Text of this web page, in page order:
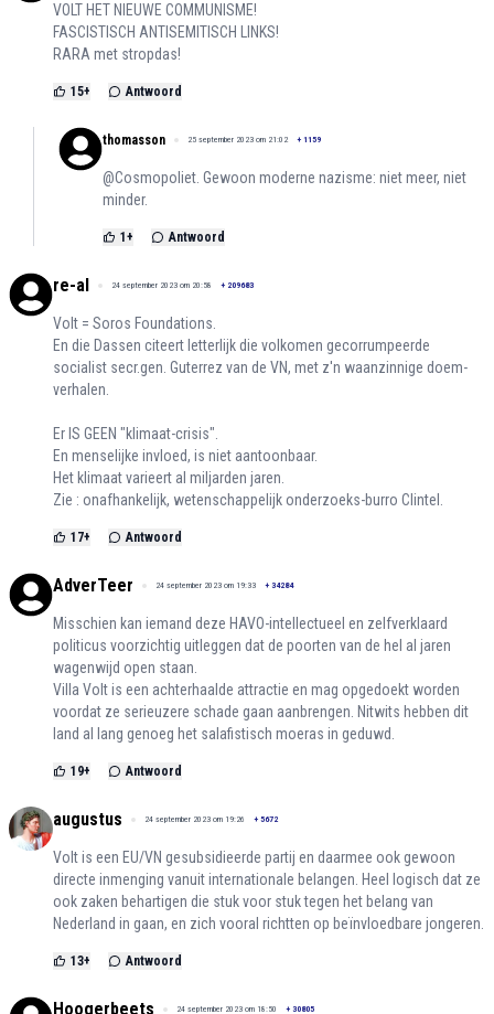
VOLT HET NIEUWE COMMUNISME!
FASCISTISCH ANTISEMITISCH LINKS!
RARA met stropdas!
15+ Antwoord
thomasson 25 september 2023 om 21:02 + 1159
@Cosmopoliet. Gewoon moderne nazisme: niet meer, niet
minder.
1 + Antwoord
re-al 24 september 2023 om 20:58 + 209683
Volt = Soros Foundations.
En die Dassen citeert letterlijk die volkomen gecorrumpeerde
socialist secr.gen. Guterrez van de VN, met z'n waanzinnige doem-
verhalen.
Er IS GEEN "klimaat-crisis".
En menselijke invloed, is niet aantoonbaar.
Het klimaat varieert al miljarden jaren.
Zie : onafhankelijk, wetenschappelijk onderzoeks-burro Clintel.
17+ Antwoord
AdverTeer 24 september 2023 om 19:33 + 34284
Misschien kan iemand deze HAVO-intellectueel en zelfverklaard
politicus voorzichtig uitleggen dat de poorten van de hel al jaren
wagenwijd open staan.
Villa Volt is een achterhaalde attractie en mag opgedoekt worden
voordat ze serieuzere schade gaan aanbrengen. Nitwits hebben dit
land al lang genoeg het salafistisch moeras in geduwd.
19+ Antwoord
augustus 24 september 2023 om 19:26 + 5672
Volt is een EU/VN gesubsidieerde partij en daarmee ook gewoon
directe inmenging vanuit internationale belangen. Heel logisch dat ze
ook zaken behartigen die stuk voor stuk tegen het belang van
Nederland in gaan, en zich vooral richtten op beïnvloedbare jongeren.
13+ Antwoord
Hoogerbeets 24 september 2023 om 18:50 + 30805